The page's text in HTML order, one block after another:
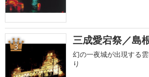
3 三成愛宕祭／島
幻の一夜城が出現する
り